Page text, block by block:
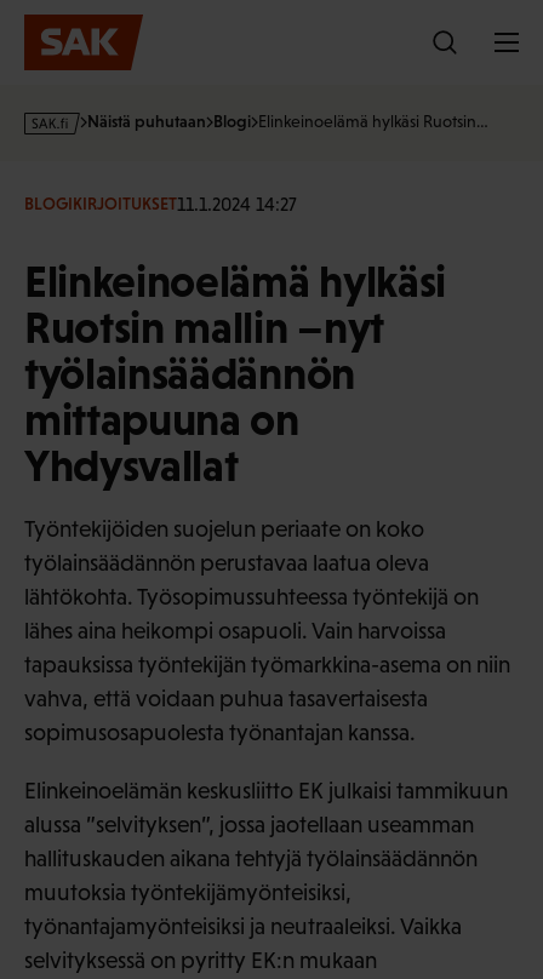
Hyppää
sisältöön
s
·
Näistä puhutaan Blogi Elinkeinoelämä hylkäsi Ruotsin…
BLOGIKIRJOITUKSET11.1.2024 14:27
Elinkeinoelämä hylkäsi
Ruotsin mallin –nyt
työlainsäädännön
mittapuuna on
Yhdysvallat
Työntekijöiden suojelun periaate on koko
työlainsäädännön perustavaa laatua oleva
lähtökohta. Työsopimussuhteessa työntekijä on
lähes aina heikompi osapuoli. Vain harvoissa
tapauksissa työntekijän työmarkkina-asema on niin
vahva, että voidaan puhua tasavertaisesta
sopimusosapuolesta työnantajan kanssa.
Elinkeinoelämän keskusliitto EK julkaisi tammikuun
alussa ”selvityksen”, jossa jaotellaan useamman
hallituskauden aikana tehtyjä työlainsäädännön
muutoksia työntekijämyönteisiksi,
työnantajamyönteisiksi ja neutraaleiksi. Vaikka
selvityksessä on pyritty EK:n mukaan